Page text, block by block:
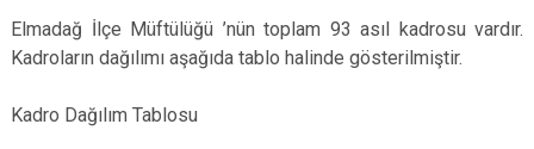
Çamlıdere
Çubuk
Mamak
Elmadağ İlçe Müftülüğü ’nün toplam 93 asıl kadrosu vardır.
Kadroların dağılımı aşağıda tablo halinde gösterilmiştir.
Kadro Dağılım Tablosu